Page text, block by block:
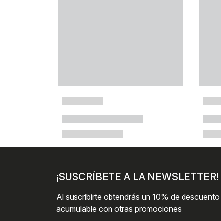
¡SUSCRÍBETE A LA NEWSLETTER!
Al suscribirte obtendrás un 10% de
acumulable con otras promociones